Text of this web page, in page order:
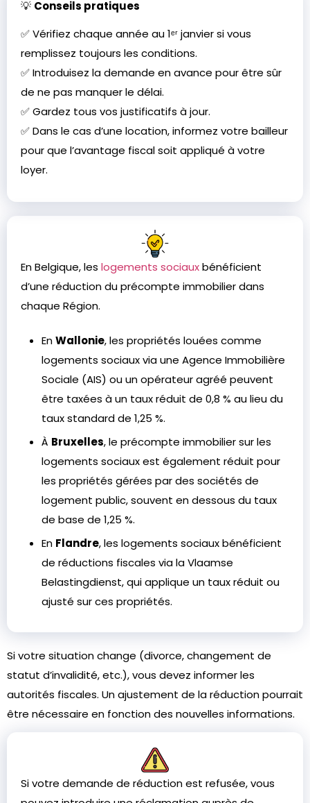
💡 Conseils pratiques
✅ Vérifiez chaque année au 1ᵉʳ janvier si vous
remplissez toujours les conditions.
✅ Introduisez la demande en avance pour être sûr
de ne pas manquer le délai.
✅ Gardez tous vos justificatifs à jour.
✅ Dans le cas d’une location, informez votre bailleur
pour que l’avantage fiscal soit appliqué à votre
loyer.
En Belgique, les logements sociauxbénéficient
d’une réduction du précompte immobilier dans
chaque Région.
EnWallonie, les propriétés louées comme
logements sociaux via une Agence Immobilière
Sociale (AIS) ou un opérateur agréé peuvent
être taxées à un taux réduit de 0,8 % au lieu du
taux standard de 1,25 %.
À Bruxelles, le précompte immobilier sur les
logements sociaux est également réduit pour
les propriétés gérées par des sociétés de
logement public, souvent en dessous du taux
de base de 1,25 %.
En Flandre, les logements sociaux bénéficient
de réductions fiscales via la Vlaamse
Belastingdienst, qui applique un taux réduit ou
ajusté sur ces propriétés.
Si votre situation change (divorce, changement de
statut d’invalidité, etc.), vous devez informer les
autorités fiscales. Un ajustement de la réduction pourrait
être nécessaire en fonction des nouvelles informations.
Si votre demande de réduction est refusée, vous